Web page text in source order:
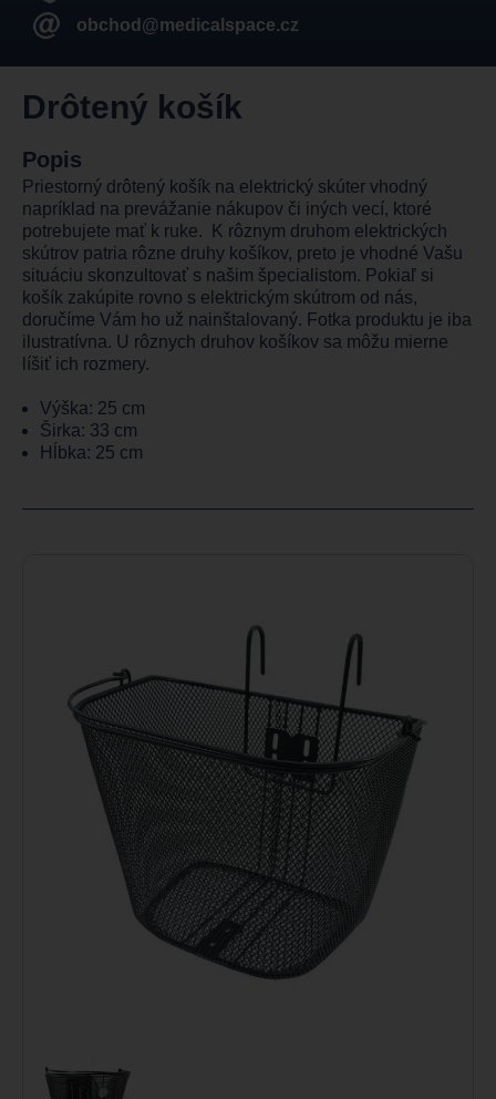
obchod@medicalspace.cz
Drôtený košík
Popis
Priestorný drôtený košík na elektrický skúter vhodný
napríklad na prevážanie nákupov či iných vecí, ktoré
potrebujete mať k ruke. K rôznym druhom elektrických
skútrov patria rôzne druhy košíkov, preto je vhodné Vašu
situáciu skonzultovať s našim špecialistom. Pokiaľ si
košík zakúpite rovno s elektrickým skútrom od nás,
doručíme Vám ho už nainštalovaný. Fotka produktu je iba
ilustratívna. U rôznych druhov košíkov sa môžu mierne
líšiť ich rozmery.
Výška: 25 cm
Širka: 33 cm
Hĺbka: 25 cm